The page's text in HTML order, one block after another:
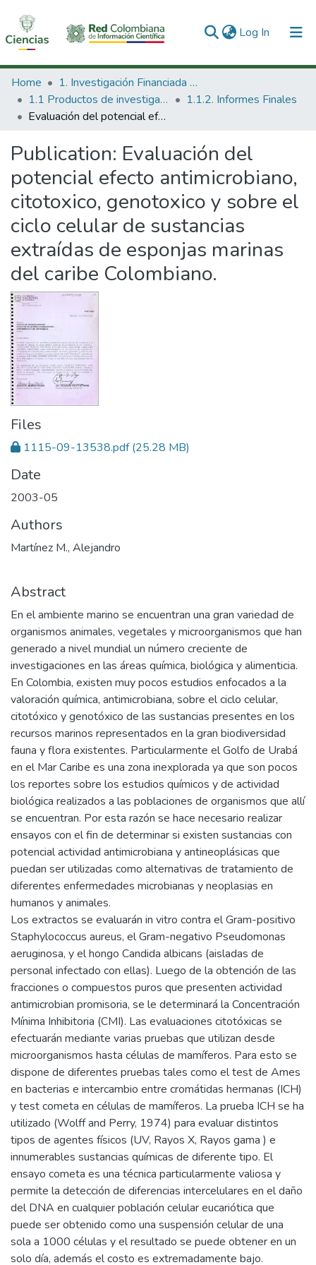
Log In (current)
Communities & Collections
All of DSpace
Home
1. Investigación Financiada con Recursos Públicos
1.1 Productos de investigación
1.1.2. Informes Finales
Evaluación del potencial efecto antimicrobiano, citotoxico, genotoxico y sobre el ciclo celular de sustancias extraídas de esponjas marinas del caribe Colombiano.
Publication: Evaluación del
potencial efecto antimicrobiano,
citotoxico, genotoxico y sobre el
ciclo celular de sustancias
extraídas de esponjas marinas
del caribe Colombiano.
Files
1115-09-13538.pdf(25.28 MB)
Date
2003-05
Authors
Martínez M., Alejandro
Abstract
En el ambiente marino se encuentran una gran variedad de
organismos animales, vegetales y microorganismos que han
generado a nivel mundial un número creciente de
investigaciones en las áreas química, biológica y alimenticia.
En Colombia, existen muy pocos estudios enfocados a la
valoración química, antimicrobiana, sobre el ciclo celular,
citotóxico y genotóxico de las sustancias presentes en los
recursos marinos representados en la gran biodiversidad
fauna y flora existentes. Particularmente el Golfo de Urabá
en el Mar Caribe es una zona inexplorada ya que son pocos
los reportes sobre los estudios químicos y de actividad
biológica realizados a las poblaciones de organismos que allí
se encuentran. Por esta razón se hace necesario realizar
ensayos con el fin de determinar si existen sustancias con
potencial actividad antimicrobiana y antineoplásicas que
puedan ser utilizadas como alternativas de tratamiento de
diferentes enfermedades microbianas y neoplasias en
humanos y animales.
Los extractos se evaluarán in vitro contra el Gram-positivo
Staphylococcus aureus, el Gram-negativo Pseudomonas
aeruginosa, y el hongo Candida albicans (aisladas de
personal infectado con ellas). Luego de la obtención de las
fracciones o compuestos puros que presenten actividad
antimicrobian promisoria, se le determinará la Concentración
Mínima Inhibitoria (CMI). Las evaluaciones citotóxicas se
efectuarán mediante varias pruebas que utilizan desde
microorganismos hasta células de mamíferos. Para esto se
dispone de diferentes pruebas tales como el test de Ames
en bacterias e intercambio entre cromátidas hermanas (ICH)
y test cometa en células de mamíferos. La prueba ICH se ha
utilizado (Wolff and Perry, 1974) para evaluar distintos
tipos de agentes físicos (UV, Rayos X, Rayos gama ) e
innumerables sustancias químicas de diferente tipo. El
ensayo cometa es una técnica particularmente valiosa y
permite la detección de diferencias intercelulares en el daño
del DNA en cualquier población celular eucariótica que
puede ser obtenido como una suspensión celular de una
sola a 1000 células y el resultado se puede obtener en un
solo día, además el costo es extremadamente bajo.